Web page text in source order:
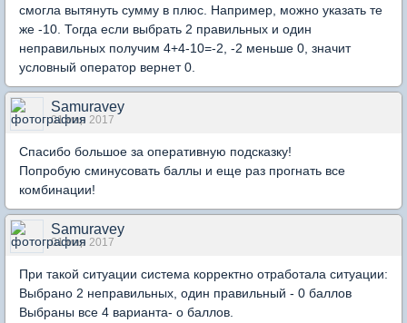
смогла вытянуть сумму в плюс. Например, можно указать те
же -10. Тогда если выбрать 2 правильных и один
неправильных получим 4+4-10=-2, -2 меньше 0, значит
условный оператор вернет 0.
Samuravey
01 мар 2017
Спасибо большое за оперативную подсказку!
Попробую сминусовать баллы и еще раз прогнать все
комбинации!
Samuravey
01 мар 2017
При такой ситуации система корректно отработала ситуации:
Выбрано 2 неправильных, один правильный - 0 баллов
Выбраны все 4 варианта- о баллов.